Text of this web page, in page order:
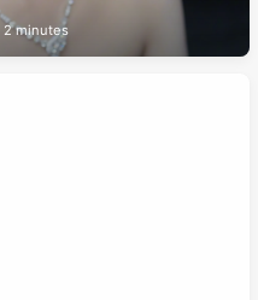
2 minutes